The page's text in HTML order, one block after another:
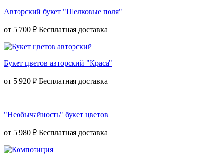
Авторский букет "Шелковые поля"
от 5 700 ₽
Букет цветов авторский "Краса"
от 5 920 ₽
"Необычайность" букет цветов
от 5 980 ₽